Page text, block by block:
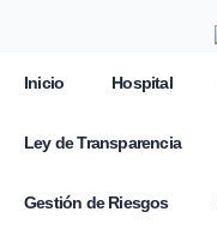
Inicio Hospital
Ley de Transparencia
Gestión de Riesgos